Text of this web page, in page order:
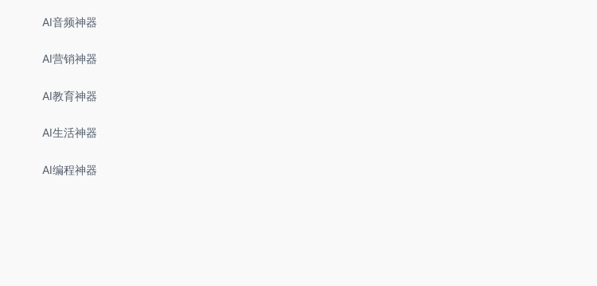
AI音频神器
AI营销神器
AI教育神器
AI生活神器
AI编程神器